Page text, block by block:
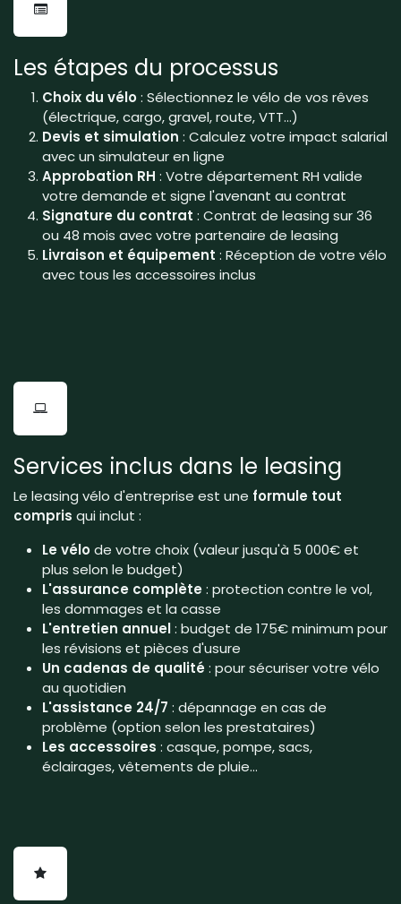
Les étapes du processus
Choix du vélo: Sélectionnez le vélo de vos rêves
(électrique, cargo, gravel, route, VTT...)
Devis et simulation : Calculez votre impact salarial
avec un simulateur en ligne
Approbation RH : Votre département RH valide
votre demande et signe l'avenant au contrat
Signature du contrat : Contrat de leasing sur 36
ou 48 mois avec votre partenaire de leasing
Livraison et équipement : Réception de votre vélo
avec tous les accessoires inclus
Services inclus dans le leasing
Le leasing vélo d'entreprise est une formule tout
compris qui inclut :
Le vélode votre choix (valeur jusqu'à 5 000€ et
plus selon le budget)
L'assurance complète: protection contre le vol,
les dommages et la casse
L'entretien annuel: budget de 175€ minimum pour
les révisions et pièces d'usure
Un cadenas de qualité: pour sécuriser votre vélo
au quotidien
L'assistance 24/7 : dépannage en cas de
problème (option selon les prestataires)
Les accessoires : casque, pompe, sacs,
éclairages, vêtements de pluie...